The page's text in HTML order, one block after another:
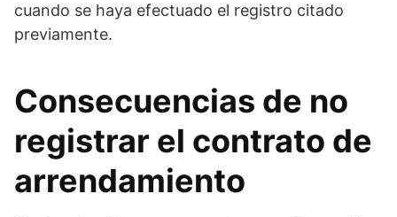
cuando se haya efectuado el registro citado
previamente.
Consecuencias de no
registrar el contrato de
arrendamiento